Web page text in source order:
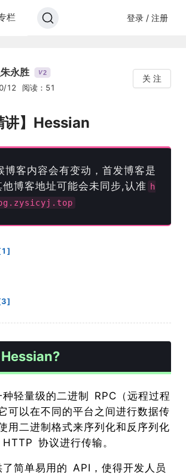
栏 登录 / 注册
永胜 V2
12 阅读：51
关 注
讲】Hessian
博客内容会有变动，首发博客是
博客地址可能会未同步,认准 h
轻量级的二进制 RPC（远程过程
可以在不同的平台之间进行数据传
用二进制格式来序列化和反序列化
协议进行传输。
简单易用的 API，使得开发人员